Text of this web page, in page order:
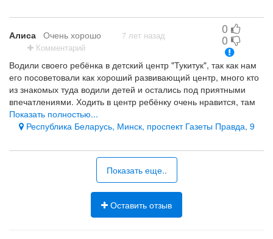
занимаемся. Речь значительно улучшилась.Проходим этап
автоматизации звуков. Спасибо огромное специалисту за его
работу.
профессионализм
Алиса Очень хорошо
7 лет назад
Комментарий
0
0
Водили своего ребёнка в детский центр "Тукитук", так как нам
его посоветовали как хороший развивающий центр, много кто
из знакомых туда водили детей и остались под приятными
впечатлениями. Ходить в центр ребёнку очень нравится, там
он общается с ровесниками, там же с ним и занимаются.
Получается он не только играет но и развивается. Как
специалисты, которые со всей своей не только
профессиональной стороной занимают ребёнка, но и со всем
трепетом и пониманием общаются с каждым. Так же там
приятный и хороший ремонт. Главный для нас показатель, то
что ребёнок ходит туда с удовольствием, ждёт каждый раз, и
Показать полностью...
Республика Беларусь, Минск, проспект Газеты Правда, 9
Показать еще..
Оставить отзыв